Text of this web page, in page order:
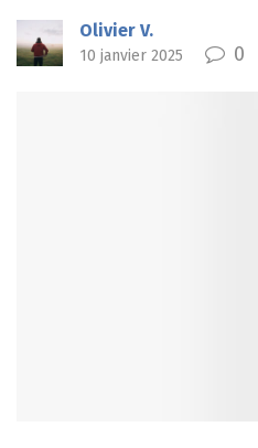
Olivier V.
10 janvier 2025 0